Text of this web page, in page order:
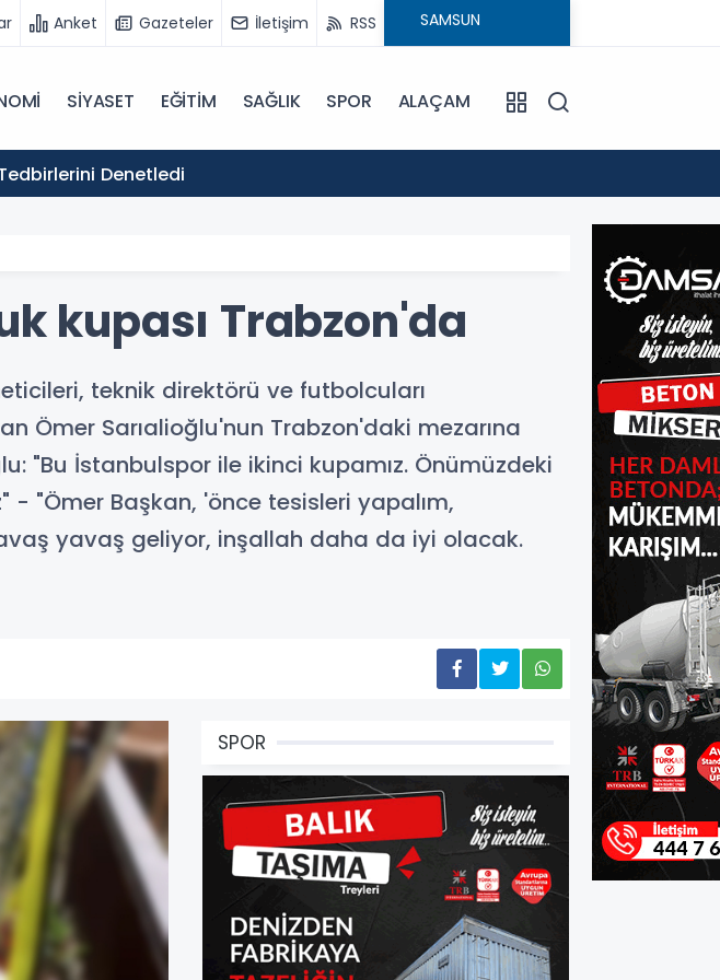
Anket Gazeteler İletişim RSS
SİYASET EĞİTİM SAĞLIK SPOR ALAÇAM
Denetledi
kupası Trabzon'da
teknik direktörü ve futbolcuları
Ömer Sarıalioğlu'nun Trabzon'daki mezarına
"Bu İstanbulspor ile ikinci kupamız. Önümüzdeki
"Ömer Başkan, 'önce tesisleri yapalım,
yavaş geliyor, inşallah daha da iyi olacak.
SPOR